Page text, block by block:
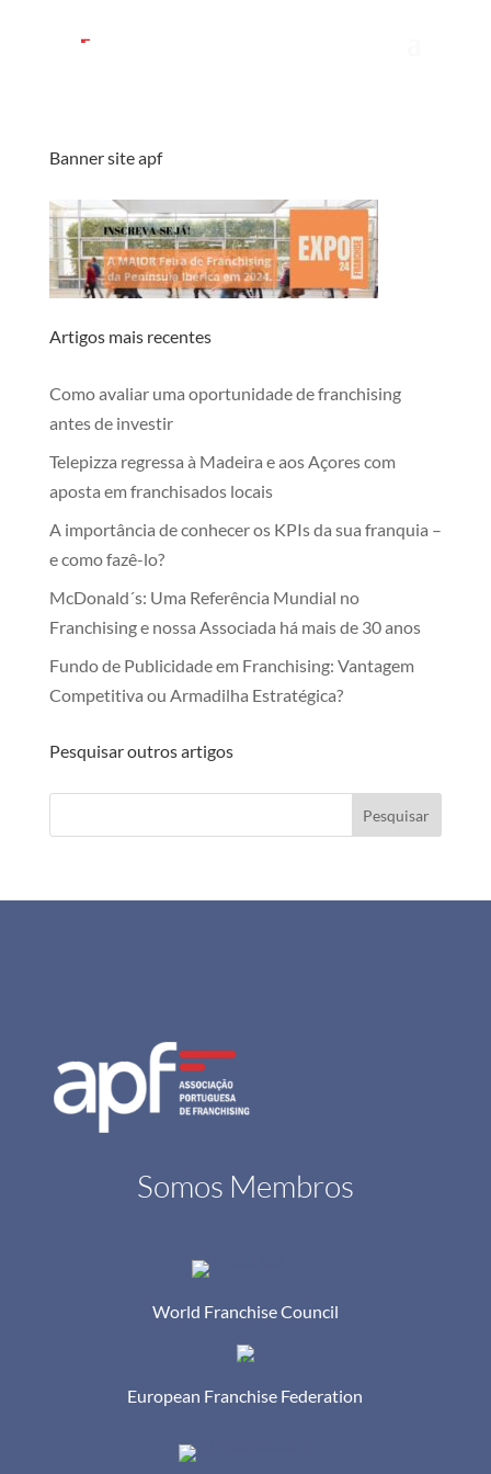
Banner site apf
Artigos mais recentes
Como avaliar uma oportunidade de franchising
antes de investir
Telepizza regressa à Madeira e aos Açores com
aposta em franchisados locais
A importância de conhecer os KPIs da sua franquia –
e como fazê-lo?
McDonald´s: Uma Referência Mundial no
Franchising e nossa Associada há mais de 30 anos
Fundo de Publicidade em Franchising: Vantagem
Competitiva ou Armadilha Estratégica?
Pesquisar outros artigos
Pesquisar
Somos Membros
World Franchise Council
European Franchise Federation